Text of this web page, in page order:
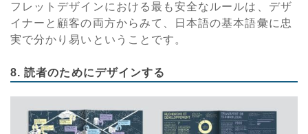
フレットデザインにおける最も安全なルールは、デザ
イナーと顧客の両方からみて、日本語の基本語彙に忠
実で分かり易いということです。
8. 読者のためにデザインする